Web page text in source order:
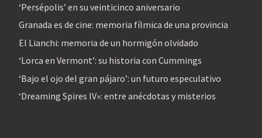
‘Persépolis’ en su veinticinco aniversario
Granada es de cine: memoria fílmica de una provincia
El Lianchi: memoria de un hormigón olvidado
‘Lorca en Vermont’: su historia con Cummings
‘Bajo el ojo del gran pájaro’: un futuro especulativo
‘Dreaming Spires IV»: entre anécdotas y misterios